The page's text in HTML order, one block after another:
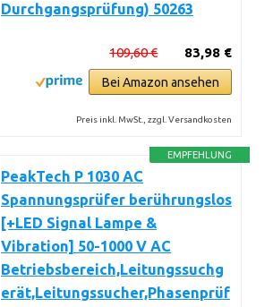
Durchgangsprüfung) 50263
83,98 €
109,60 €
Bei Amazon ansehen
Preis inkl. MwSt., zzgl. Versandkosten
EMPFEHLUNG
PeakTech P 1030 AC
Spannungsprüfer berührungslos
[+LED Signal Lampe &
Vibration] 50-1000 V AC
Betriebsbereich,Leitungssuchg
erät,Leitungssucher,Phasenprüf